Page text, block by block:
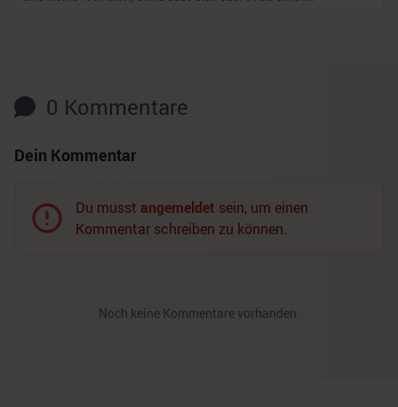
0 Kommentare
Dein Kommentar
Du musst angemeldet sein, um einen
Kommentar schreiben zu können.
Noch keine Kommentare vorhanden.